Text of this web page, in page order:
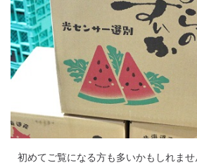
初めてご覧になる方も多いかもしれませ